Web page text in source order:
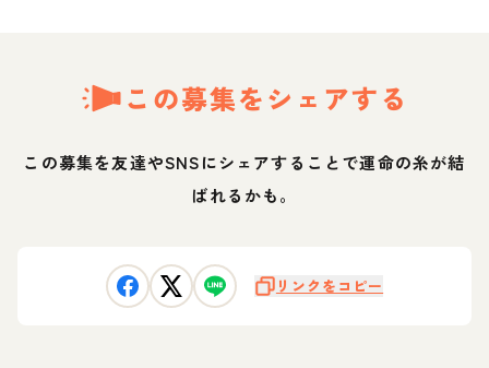
この募集をシェアする
この募集を友達やSNSにシェアすることで運命の糸が結
ばれるかも。
リンクをコピー